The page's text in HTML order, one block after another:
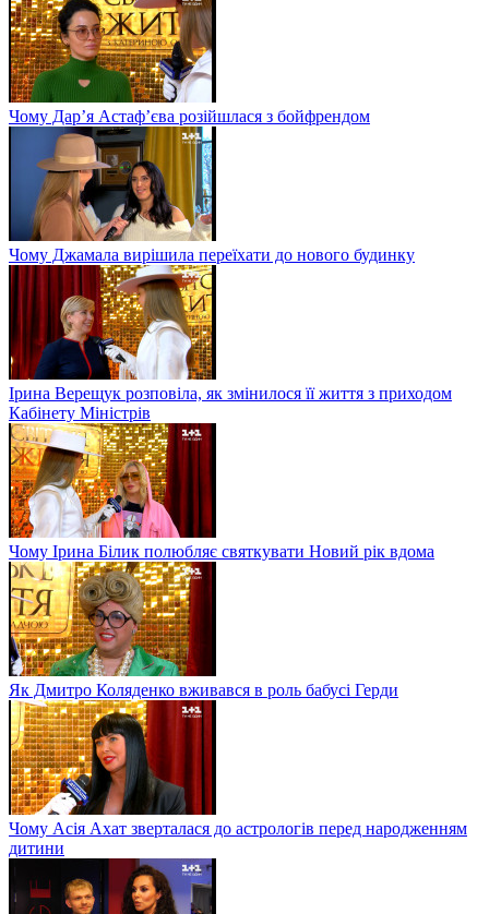
Чому Дар’я Астаф’єва розійшлася з бойфрендом
Чому Джамала вирішила переїхати до нового будинку
Ірина Верещук розповіла, як змінилося її життя з приходом
Кабінету Міністрів
Чому Ірина Білик полюбляє святкувати Новий рік вдома
Як Дмитро Коляденко вживався в роль бабусі Герди
Чому Асія Ахат зверталася до астрологів перед народженням
дитини